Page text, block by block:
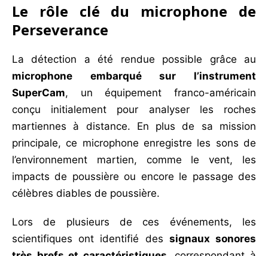
Le rôle clé du microphone de
Perseverance
La détection a été rendue possible grâce au
microphone embarqué sur l’instrument
SuperCam, un équipement franco-américain
conçu initialement pour analyser les roches
martiennes à distance. En plus de sa mission
principale, ce microphone enregistre les sons de
l’environnement martien, comme le vent, les
impacts de poussière ou encore le passage des
célèbres diables de poussière.
Lors de plusieurs de ces événements, les
scientifiques ont identifié des signaux sonores